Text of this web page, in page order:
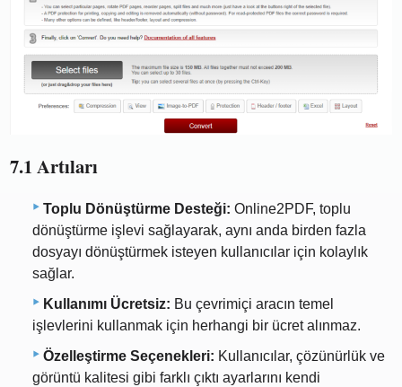
7.1 Artıları
Toplu Dönüştürme Desteği: Online2PDF, toplu
dönüştürme işlevi sağlayarak, aynı anda birden fazla
dosyayı dönüştürmek isteyen kullanıcılar için kolaylık
sağlar.
Kullanımı Ücretsiz: Bu çevrimiçi aracın temel
işlevlerini kullanmak için herhangi bir ücret alınmaz.
Özelleştirme Seçenekleri: Kullanıcılar, çözünürlük ve
görüntü kalitesi gibi farklı çıktı ayarlarını kendi